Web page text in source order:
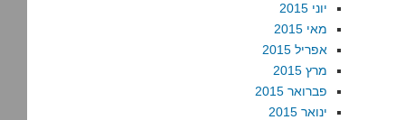
יוני 2015
מאי 2015
אפריל 2015
מרץ 2015
פברואר 2015
ינואר 2015